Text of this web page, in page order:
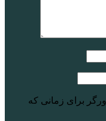
برای زمانی که